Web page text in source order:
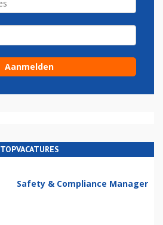
TOPVACATURES
Safety & Compliance Manager